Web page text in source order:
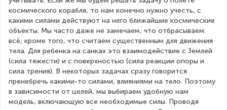
космического корабля, то нам конечно нужно учесть, с
какими силами действуют на него ближайшие космические
объекты. Мы часто даже не замечаем, что отбрасываем:
всё, кроме того, что считаем существенным для движения
тела. Для ребенка на санках это взаимодействие с Землей
(сила тяжести) и с поверхностью (сила реакции опоры и
сила трения). В некоторых задачах сразу говорится
пренебречь какими-то силами, влияниями на тело. Поэтому
в зависимости от целей, мы выбираем удобную нам
модель, включающую все необходимые силы. Проводя